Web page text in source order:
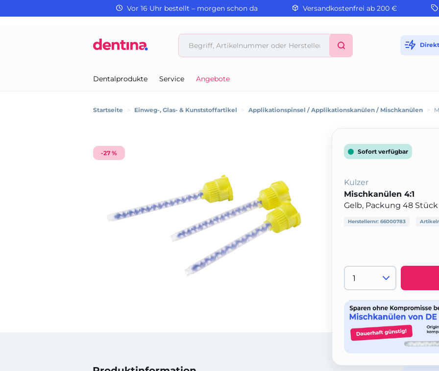
Vor 16 Uhr bestellt – morgen schon da Versandkostenfrei ab 200 €
Dentalprodukte Service Angebote
Startseite > Einweg-, Glas- & Kunststoffartikel > Applikationspinsel / Applikationskanülen / Mischkanülen >
-27 % Sofort verfügbar
Kulzer
Mischkanülen 4:1
Gelb, Packung 48 Stück
Herstellernr: 66000783